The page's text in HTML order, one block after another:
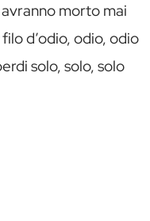
morto mai
d’odio, odio, odio
solo, solo, solo